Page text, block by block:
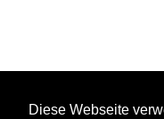
Diese Webseite